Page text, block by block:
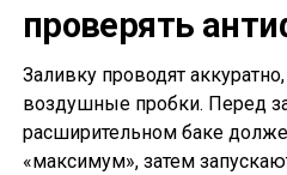
проверять
Заливку проводят
воздушные пробки. Перед
расширительном баке
«максимум», затем